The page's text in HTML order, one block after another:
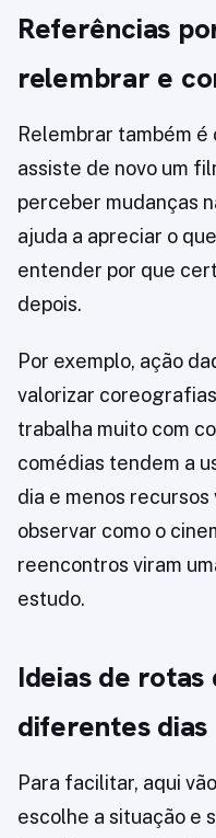
Referências
relembrar e
Relembrar também é
assiste de novo um
perceber mudanças
ajuda a apreciar o
entender por que
depois.
Por exemplo, ação
valorizar
trabalha muito com
comédias tendem a
dia e menos
observar como o
reencontros viram
estudo.
Ideias de
diferentes dias
Para facilitar, aqui
escolhe a situação e